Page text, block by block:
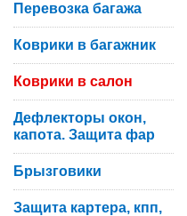
Перевозка багажа
Коврики в багажник
Коврики в салон
Дефлекторы окон,
капота. Защита фар
Брызговики
Защита картера, кпп,